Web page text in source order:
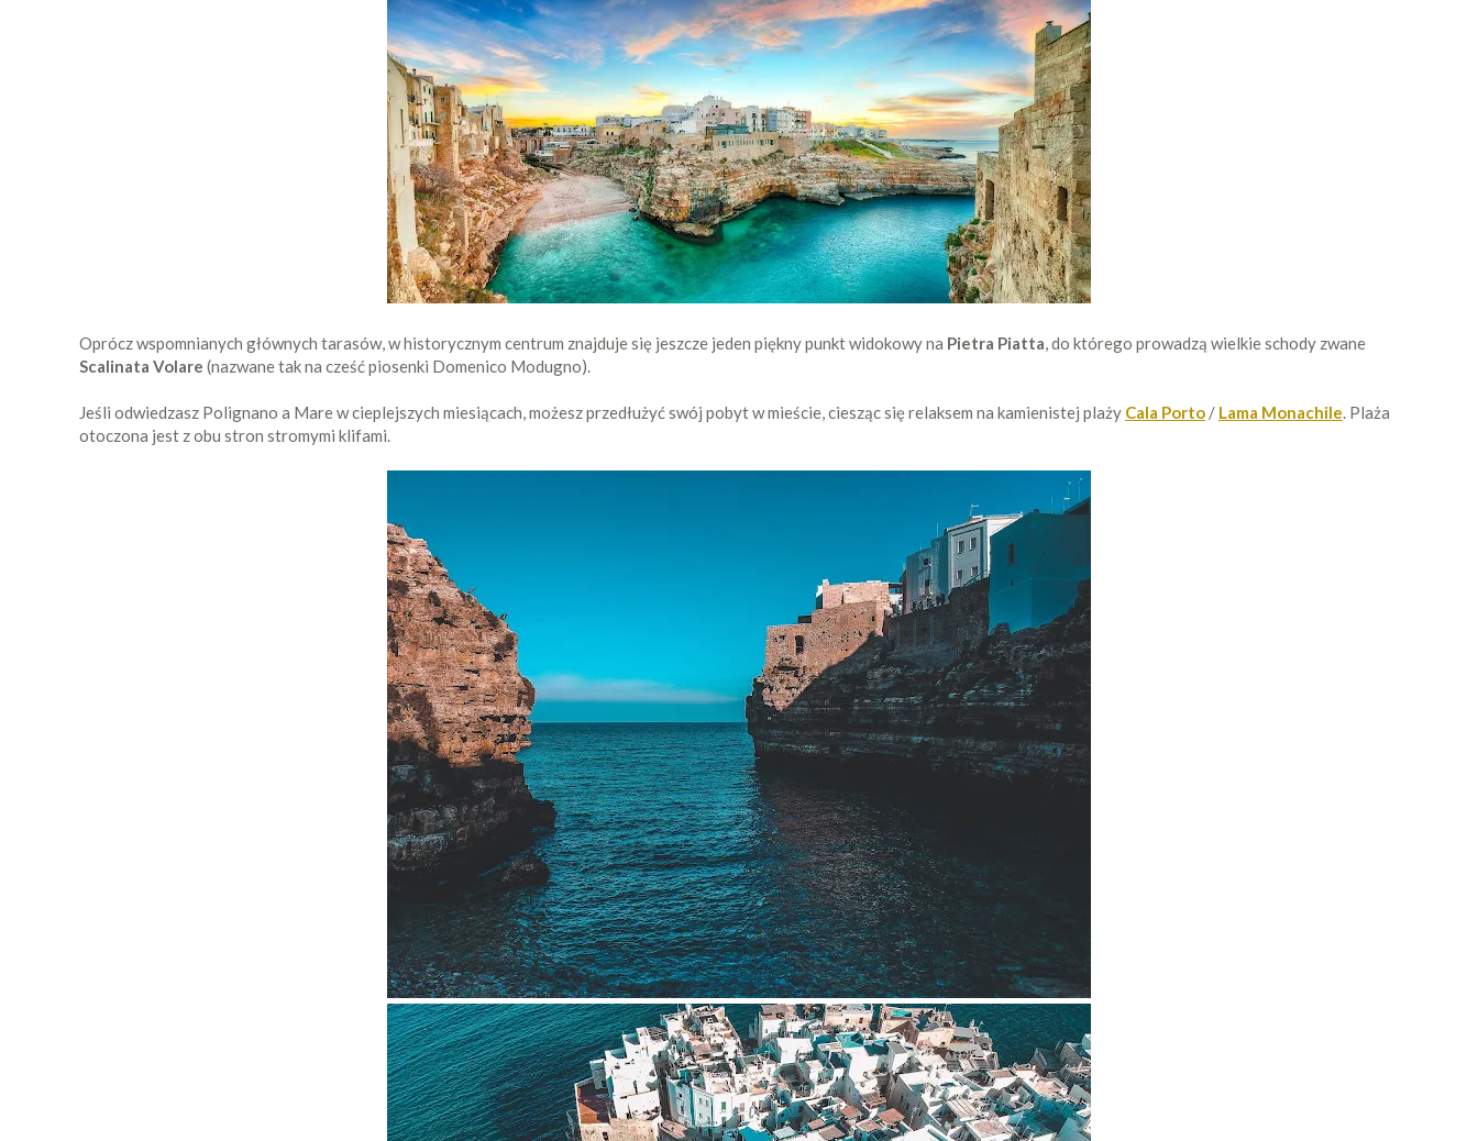
Oprócz wspomnianych głównych tarasów, w historycznym centrum znajduje się jeszcze jeden piękny punkt widokowy na Pietra Piatta, do którego prowadzą wielkie schody zwane
Scalinata Volare (nazwane tak na cześć piosenki Domenico Modugno).
Jeśli odwiedzasz Polignano a Mare w cieplejszych miesiącach, możesz przedłużyć swój pobyt w mieście, ciesząc się relaksem na kamienistej plaży Cala Porto / Lama Monachile. Plaża
otoczona jest z obu stron stromymi klifami.